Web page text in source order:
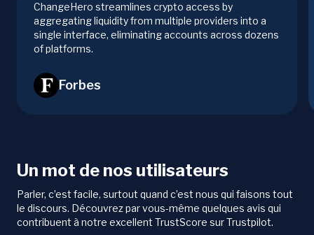
ChangeHero streamlines crypto access by
aggregating liquidity from multiple providers into a
single interface, eliminating accounts across dozens
of platforms.
Forbes
Un mot de nos utilisateurs
Parler, c’est facile, surtout quand c’est nous qui faisons tout
le discours. Découvrez par vous-même quelques avis qui
contribuent à notre excellent TrustScore sur Trustpilot.